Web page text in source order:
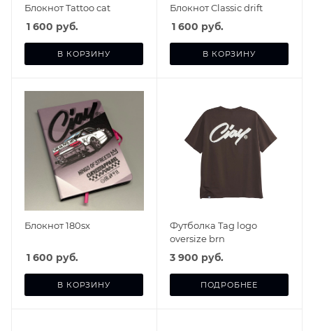
Блокнот Tattoo cat
1 600 руб.
В КОРЗИНУ
Блокнот Classic drift
1 600 руб.
В КОРЗИНУ
Блокнот 180sx
1 600 руб.
В КОРЗИНУ
Футболка Tag logo
oversize brn
3 900 руб.
ПОДРОБНЕЕ